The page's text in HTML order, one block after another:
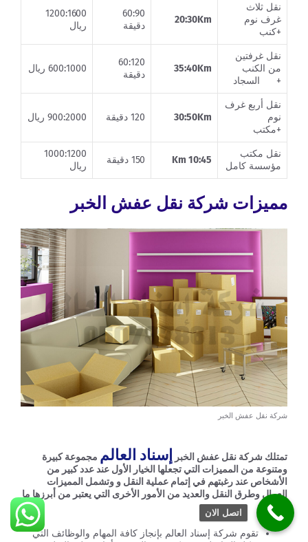
نقل ثلاث
غرف نوم
+كنب
20:30Km
60:90
دقيقة
1200:1600
ريال
نقل غرفتين
من الكنب
+ السجاد
35:40Km
60:120
دقيقة
600:1000 ريال
نقل أربع غرف
نوم
+مكتب
30:50Km 120 دقيقة 900:2000 ريال
نقل مكتب
مؤسسة كامل
10:45 Km 150 دقيقة
1000:1200
ريال
مميزات شركة نقل عفش الخبر
شركة نقل عفش الخبر
تمتلك شركة نقل عفش الخبر إسناد العالم مجموعة كبيرة
ومتنوعة من المميزات التي تجعلها الخيار الأول عند عدد كبير من
الأشخاص عند رغبتهم في إتمام عملية النقل و وتشمل المميزات
العمال وطرق النقل والعديد من الأمور الأخرى التي يعتبر من أبرزها ما
يلي:
تقوم شركة إسناد العالم بإنجاز كافة المهام والوظائف التي
اتصل الان